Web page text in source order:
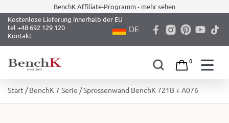
BenchK Affiliate-Programm - mehr sehen
Kostenlose Lieferung innerhalb der EU
tel +48 692 129 120
Kontakt
DE
0
Start /BenchK 7 Serie / Sprossenwand BenchK 721B + A076